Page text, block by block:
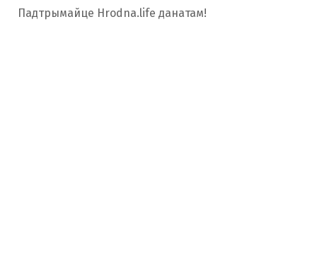
Падтрымайце Hrodna.life данатам!